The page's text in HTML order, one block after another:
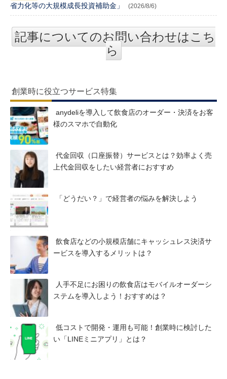
省力化等の大規模成長投資補助金」
(2026/8/6)
記事についてのお問い合わせはこち
ら
創業時に役立つサービス特集
anydeliを導入して飲食店のオーダー・決済をお客
様のスマホで自動化
代金回収（口座振替）サービスとは？効率よく売
上代金回収をしたい経営者におすすめ
「どうだい？」で経営者の悩みを解決しよう
飲食店などの小規模店舗にキャッシュレス決済サ
ービスを導入するメリットは？
人手不足にお困りの飲食店はモバイルオーダーシ
ステムを導入しよう！おすすめは？
低コストで開発・運用も可能！創業時に検討した
い「LINEミニアプリ」とは？